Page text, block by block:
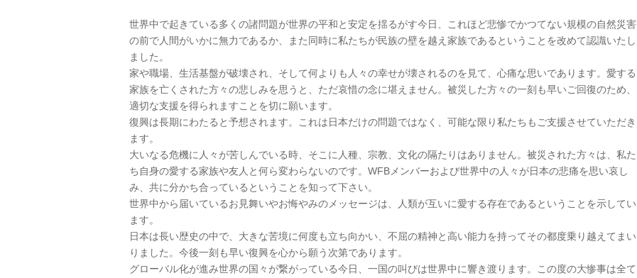
世界中で起きている多くの諸問題が世界の平和と安定を揺るがす今日、これほど悲惨でかつてない規模の自然災害
の前で人間がいかに無力であるか、また同時に私たちが民族の壁を越え家族であるということを改めて認識いたし
ました。
家や職場、生活基盤が破壊され、そして何よりも人々の幸せが壊されるのを見て、心痛な思いであります。愛する
家族を亡くされた方々の悲しみを思うと、ただ哀惜の念に堪えません。被災した方々の一刻も早いご回復のため、
適切な支援を得られますことを切に願います。
復興は長期にわたると予想されます。これは日本だけの問題ではなく、可能な限り私たちもご支援させていただき
ます。
大いなる危機に人々が苦しんでいる時、そこに人種、宗教、文化の隔たりはありません。被災された方々は、私た
ち自身の愛する家族や友人と何ら変わらないのです。WFBメンバーおよび世界中の人々が日本の悲痛を思い哀し
み、共に分かち合っているということを知って下さい。
世界中から届いているお見舞いやお悔やみのメッセージは、人類が互いに愛する存在であるということを示してい
ます。
日本は長い歴史の中で、大きな苦境に何度も立ち向かい、不屈の精神と高い能力を持ってその都度乗り越えてまい
りました。今後一刻も早い復興を心から願う次第であります。
グローバル化が進み世界の国々が繋がっている今日、一国の叫びは世界中に響き渡ります。この度の大惨事は全て